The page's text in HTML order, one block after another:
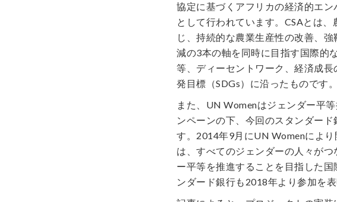
協定に基づくアフリカの経済的エ
として行われています。CSAとは
じ、持続的な農業生産性の改善、
減の3本の軸を同時に目指す国際的
等、ディーセントワーク、経済成
発目標（SDGs）に沿ったものです。
また、UN Womenはジェンダー平
ンペーンの下、今回のスタンダー
す。2014年9月にUN Womenによ
は、すべてのジェンダーの人々が
ー平等を推進することを目指した
ンダード銀行も2018年より参加を表